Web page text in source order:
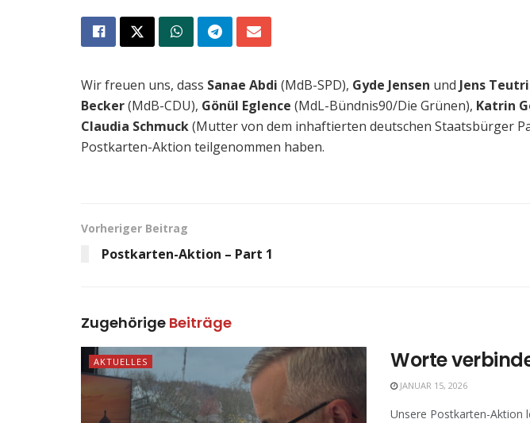
Wir freuen uns, dass Sanae Abdi (MdB-SPD), Gyde Jensen und Jens
Becker(MdB-CDU), Gönül Eglence (MdL-Bündnis90/Die Grünen), Katrin
Claudia Schmuck(Mutter von dem inhaftierten deutschen Staatsbürger
Postkarten-Aktion teilgenommen haben.
Vorheriger Beitrag
Postkarten-Aktion – Part 1
Zugehörige Beiträge
AKTUELLES Worte
JANUAR 15, 2026
Unsere Postkarten-Aktion